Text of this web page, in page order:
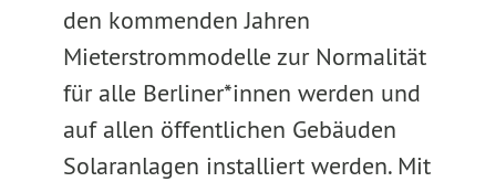
den kommenden Jahren
Mieterstrommodelle zur Normalität
für alle Berliner*innen werden und
auf allen öffentlichen Gebäuden
Solaranlagen installiert werden. Mit